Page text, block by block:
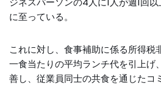
に至っている。
これに対し、食事補助に係る所得税
一食当たりの平均ランチ代を引上げ
善し、従業員同士の共食を通じたコ